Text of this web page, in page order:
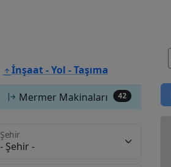
İnşaat - Yol - Taşıma
Mermer Makinaları 42
Şehir